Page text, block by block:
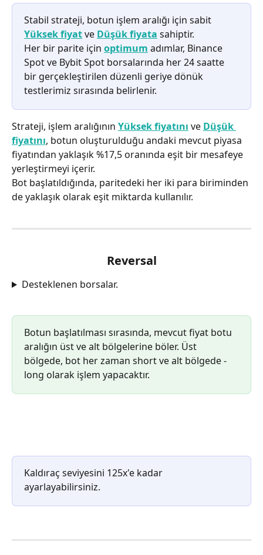
Stabil strateji, botun işlem aralığı için sabit
Yüksek fiyat ve Düşük fiyata sahiptir.
Her bir parite için optimum adımlar, Binance
Spot ve Bybit Spot borsalarında her 24 saatte
bir gerçekleştirilen düzenli geriye dönük
testlerimiz sırasında belirlenir.
Strateji, işlem aralığının Yüksek fiyatını ve Düşük
fiyatını, botun oluşturulduğu andaki mevcut piyasa
fiyatından yaklaşık %17,5 oranında eşit bir mesafeye
yerleştirmeyi içerir.
Bot başlatıldığında, paritedeki her iki para biriminden
de yaklaşık olarak eşit miktarda kullanılır.
Reversal
Desteklenen borsalar.
Botun başlatılması sırasında, mevcut fiyat botu
aralığın üst ve alt bölgelerine böler. Üst
bölgede, bot her zaman short ve alt bölgede -
long olarak işlem yapacaktır.
Kaldıraç seviyesini 125x'e kadar
ayarlayabilirsiniz.